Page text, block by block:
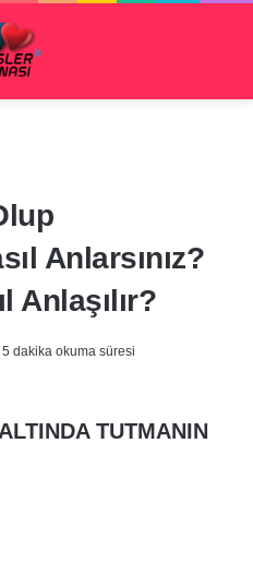
Anlarsınız?
Anlaşılır?
5 dakika okuma süresi
TUTMANIN